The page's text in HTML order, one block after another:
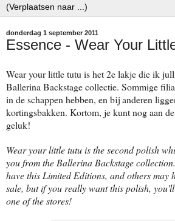
donderdag 1 september 2011
Essence - Wear Your
Wear your little tutu is het 2e lakje die ik
Ballerina Backstage collectie. Sommige
in de schappen hebben, en bij anderen
kortingsbakken. Kortom, je kunt nog aan
geluk!
Wear your little tutu is the second polish
you from the Ballerina Backstage
have this Limited Editions, and others may
sale, but if you really want this polish,
one of the stores!